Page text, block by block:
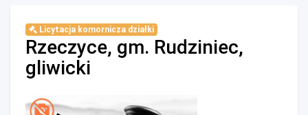
Licytacja komornicza działki
Rzeczyce, gm. Rudziniec,
gliwicki